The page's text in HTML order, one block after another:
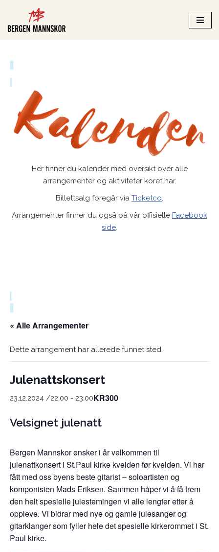
Hopp
Her finner du kalender med oversikt over alle
arrangementer og aktiviteter koret har.
Billettsalg foregår via Ticketco.
Arrangementer finner du også på vår offisielle Facebook
side.
« Alle Arrangementer
Dette arrangement har allerede funnet sted.
Julenattskonsert
23.12.2024 /22:00 - 23:00KR300
Velsignet julenatt
Bergen Mannskor ønsker i år velkommen til
julenattkonsert i St.Paul kirke kvelden før kvelden. Vi har
fått med oss byens beste gitarist – soloartisten og
komponisten Mads Eriksen. Sammen håper vi å få frem
den helt spesielle julestemingen vi alle lengter etter å
oppleve. Vi bidrar med nye og gamle julesanger og
gitarklanger som fyller hele det spesielle kirkerommet i St.
Paul kirke.